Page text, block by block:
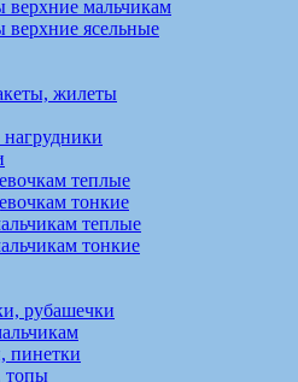
верхние мальчикам
верхние ясельные
жилеты
теплые
тонкие
теплые
тонкие
рубашечки
пинетки
топы